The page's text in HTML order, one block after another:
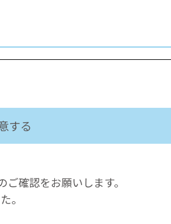
する
確認をお願いします。
。